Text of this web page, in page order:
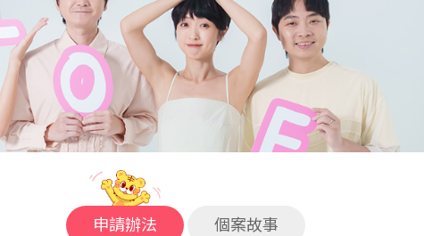
申請辦法 個案故事